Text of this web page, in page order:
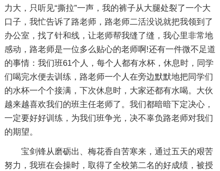
力大，只听见“撕拉”一声，我的裤子从大腿处裂了一个大
口子，我忙告诉了路老师，路老师二活没说就把我领到了
办公室，找了针和线，让老师帮我缝了缝，我心里非常地
感动，路老师是一位多么贴心的老师啊!还有一件微不足道
的事情：我们班61个人，每个人都有水杯，休息时，同学
们喝完水便去训练，路老师一个人在旁边默默地把同学们
的水杯一个个接满，下次休息时，大家还都有水喝。大伙
越来越喜欢我们的班主任老师了。我们都暗暗下定决心，
一定要好好训练，为我们班争光，决不辜负路老师对我们
的期望。
宝剑锋从磨砺出、梅花香自苦寒来，通过五天的艰苦
努力，我班在会操时，取得了全校第二名的好成绩，被授